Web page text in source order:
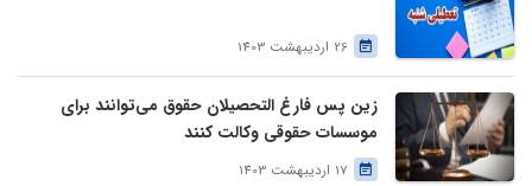
26 اردیبهشت 1403
زین پس فارغ التحصیلان حقوق می‌توانند برای
موسسات حقوقی وکالت کنند
17 اردیبهشت 1403